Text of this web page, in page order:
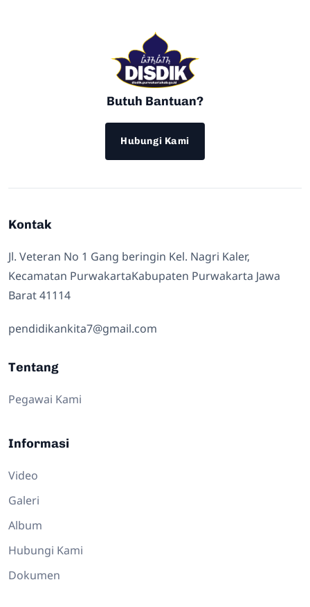
Butuh Bantuan?
Hubungi Kami
Kontak
Jl. Veteran No 1 Gang beringin Kel. Nagri Kaler,
Kecamatan PurwakartaKabupaten Purwakarta Jawa
Barat 41114
pendidikankita7@gmail.com
Tentang
Pegawai Kami
Informasi
Video
Galeri
Album
Hubungi Kami
Dokumen